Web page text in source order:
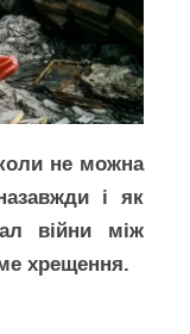
не можна
і як
війни між
хрещення.